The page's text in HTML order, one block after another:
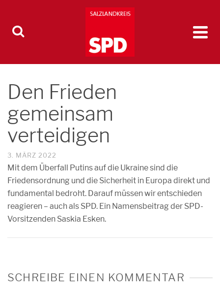
Den Frieden
gemeinsam
verteidigen
3. MÄRZ 2022
Mit dem Überfall Putins auf die Ukraine sind die
Friedensordnung und die Sicherheit in Europa direkt und
fundamental bedroht. Darauf müssen wir entschieden
reagieren – auch als SPD. Ein Namensbeitrag der SPD-
Vorsitzenden Saskia Esken.
SCHREIBE EINEN KOMMENTAR